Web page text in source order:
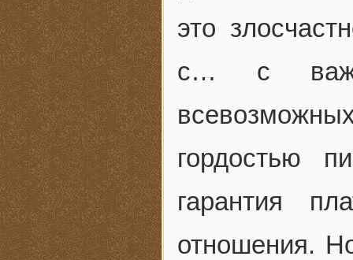
это
с… с
гордостью
гарантия
отношения.